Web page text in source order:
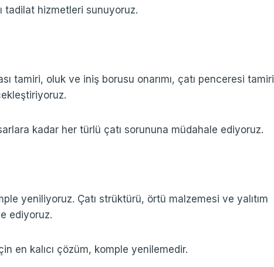
tadilat hizmetleri sunuyoruz.
tamiri, oluk ve iniş borusu onarımı, çatı penceresi tamiri
kadar her türlü çatı sorununa müdahale ediyoruz.
yeniliyoruz. Çatı strüktürü, örtü malzemesi ve yalıtım
ediyoruz.
en kalıcı çözüm, komple yenilemedir.